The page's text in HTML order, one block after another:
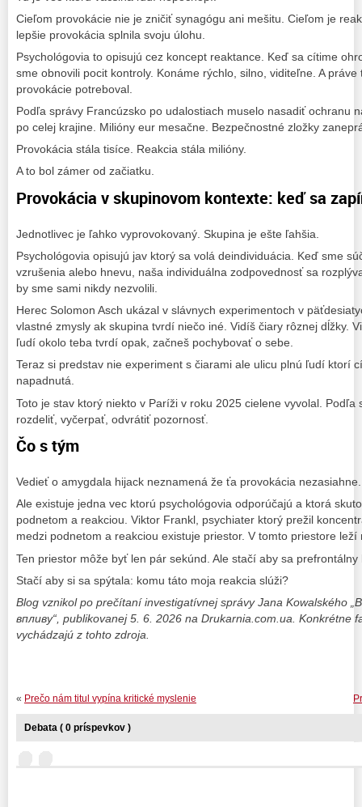
Cieľom provokácie nie je zničiť synagógu ani mešitu. Cieľom je
lepšie provokácia splnila svoju úlohu.
Psychológovia to opisujú cez koncept reaktance. Keď sa cítime
sme obnovili pocit kontroly. Konáme rýchlo, silno, viditeľne. A
provokácie potreboval.
Podľa správy Francúzsko po udalostiach muselo nasadiť ochranu
po celej krajine. Milióny eur mesačne. Bezpečnostné zložky
Provokácia stála tisíce. Reakcia stála milióny.
A to bol zámer od začiatku.
Provokácia v skupinovom kontexte: keď sa
Jednotlivec je ľahko vyprovokovaný. Skupina je ešte ľahšia.
Psychológovia opisujú jav ktorý sa volá deindividuácia. Keď sme
vzrušenia alebo hnevu, naša individuálna zodpovednosť sa
by sme sami nikdy nezvolili.
Herec Solomon Asch ukázal v slávnych experimentoch v
vlastné zmysly ak skupina tvrdí niečo iné. Vidíš čiarу rôznej dĺžky.
ľudí okolo teba tvrdí opak, začneš pochybovať o sebe.
Teraz si predstav nie experiment s čiarami ale ulicu plnú ľudí ktorí
napadnutá.
Toto je stav ktorý niekto v Paríži v roku 2025 cielene vyvolal. Podľa
rozdeliť, vyčerpať, odvrátiť pozornosť.
Čo s tým
Vedieť o amygdala hijack neznamená že ťa provokácia
Ale existuje jedna vec ktorú psychológovia odporúčajú a ktorá
podnetom a reakciou. Viktor Frankl, psychiater ktorý prežil
medzi podnetom a reakciou existuje priestor. V tomto priestore leží
Ten priestor môže byť len pár sekúnd. Ale stačí aby sa
Stačí aby si sa spýtala: komu táto moja reakcia slúži?
Blog vznikol po prečítaní investigatívnej správy Jana Kowalského
впливу“, publikovanej 5. 6. 2026 na Drukarnia.com.ua. Konkrétne
vychádzajú z tohto zdroja.
« Prečo nám titul vypína kritické myslenie
Debata ( 0 príspevkov )